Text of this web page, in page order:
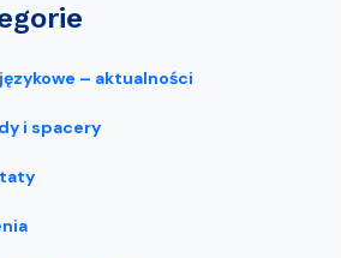
– aktualności
i spacery